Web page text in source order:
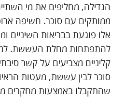
הגדילה, מחליפים את מי
ממותקים עם סוכר. חשיפה
אלו פוגעת בבריאות השיניים
להתפתחות מחלת העששת.
קליניים מצביעים על קשר
סוכר לבין עששת, מעטות
שהתקבלו באמצעות מחקרים